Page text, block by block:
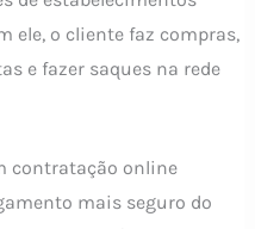
ele, o cliente faz compras,
e fazer saques na rede
contratação online
mais seguro do